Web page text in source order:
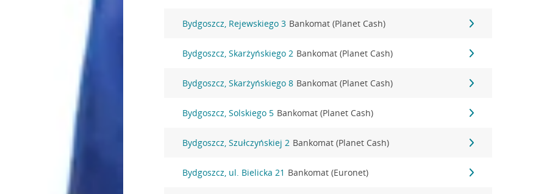
Bydgoszcz, Rejewskiego 3 Bankomat (Planet Cash)
Bydgoszcz, Skarżyńskiego 2 Bankomat (Planet Cash)
Bydgoszcz, Skarżyńskiego 8 Bankomat (Planet Cash)
Bydgoszcz, Solskiego 5 Bankomat (Planet Cash)
Bydgoszcz, Szułczyńskiej 2 Bankomat (Planet Cash)
Bydgoszcz, ul. Bielicka 21 Bankomat (Euronet)